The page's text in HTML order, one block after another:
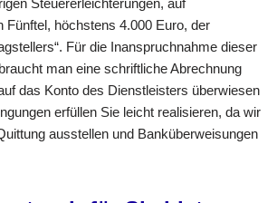
Steuererleichterungen, auf
Fünftel, höchstens 4.000 Euro, der
Für die Inanspruchnahme dieser
man eine schriftliche Abrechnung
das Konto des Dienstleisters überwiesen
erfüllen Sie leicht realisieren, da wir
ausstellen und Banküberweisungen